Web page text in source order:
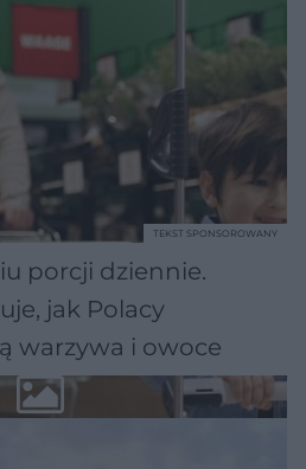
porcji dziennie.
jak Polacy
warzywa i owoce
TEKST SPONSOROWANY